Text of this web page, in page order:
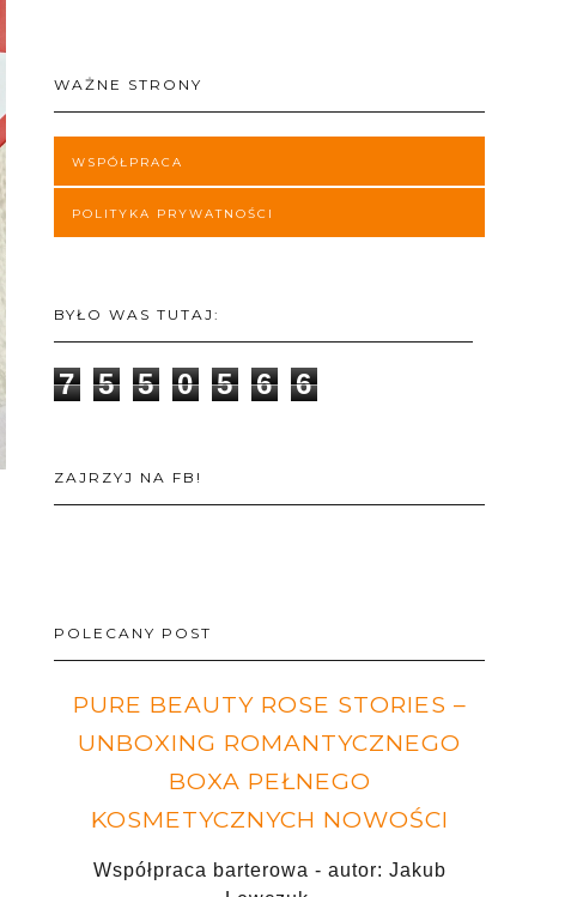
WAŻNE STRONY
WSPÓŁPRACA
POLITYKA PRYWATNOŚCI
BYŁO WAS TUTAJ:
7 5 5 0 5 6 6
ZAJRZYJ NA FB!
POLECANY POST
PURE BEAUTY ROSE STORIES –
UNBOXING ROMANTYCZNEGO
BOXA PEŁNEGO
KOSMETYCZNYCH NOWOŚCI
Współpraca barterowa - autor: Jakub